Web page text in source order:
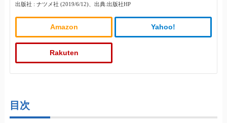
出版社 : ナツメ社 (2019/6/12)、出典:出版社HP
Amazon Yahoo!
Rakuten
目次